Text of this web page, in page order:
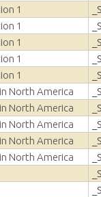
1
1
1
1
1
North America
North America
North America
North America
North America